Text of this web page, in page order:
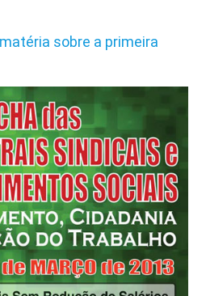
sobre a primeira